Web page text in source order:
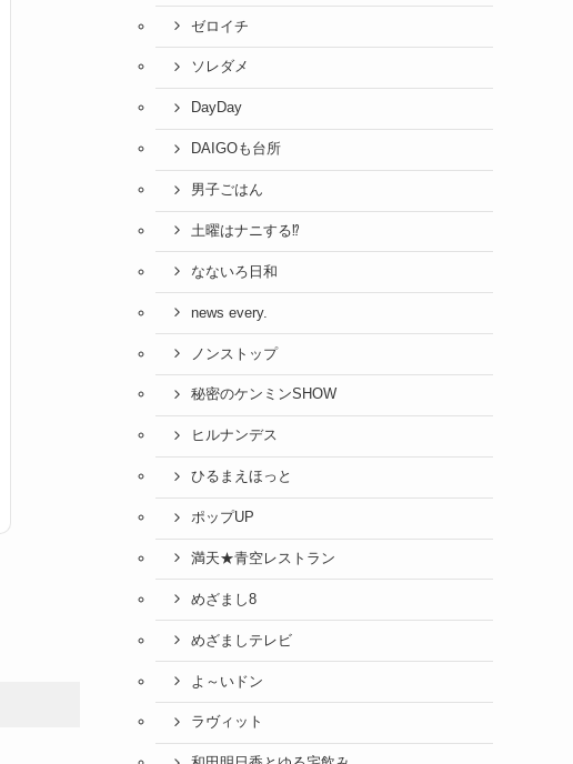
ゼロイチ
ソレダメ
DayDay
DAIGOも台所
男子ごはん
土曜はナニする⁉
なないろ日和
news every.
ノンストップ
秘密のケンミンSHOW
ヒルナンデス
ひるまえほっと
ポップUP
満天★青空レストラン
めざまし8
めざましテレビ
よ～いドン
ラヴィット